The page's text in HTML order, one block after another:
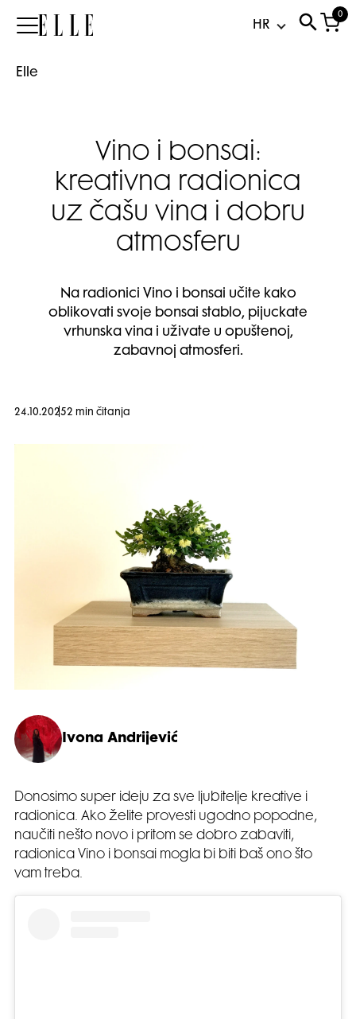
Elle
0
Elle
Vino i bonsai:
kreativna radionica
uz čašu vina i dobru
atmosferu
Na radionici Vino i bonsai učite kako
oblikovati svoje bonsai stablo, pijuckate
vrhunska vina i uživate u opuštenoj,
zabavnoj atmosferi.
24.10.20252 min čitanja
Ivona Andrijević
Donosimo super ideju za sve ljubitelje kreative i
radionica. Ako želite provesti ugodno popodne,
naučiti nešto novo i pritom se dobro zabaviti,
radionica Vino i bonsai mogla bi biti baš ono što
vam treba.